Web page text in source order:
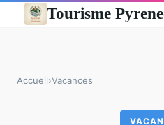
Tourisme
Accueil›Vacances